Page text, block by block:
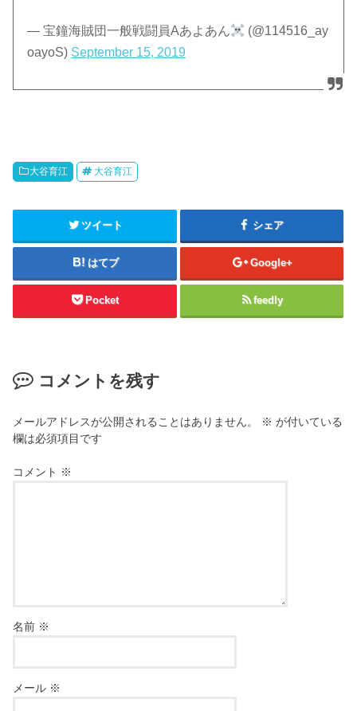
— 宝鐘海賊団一般戦闘員Aあよあん
(@114516_ay
oayoS) September 15, 2019
大谷育江 大谷育江
ツイート シェア
はてブ Google+
Pocket feedly
コメントを残す
メールアドレスが公開されることはありません。 ※ が付いている
欄は必須項目です
コメント ※
名前 ※
メール ※